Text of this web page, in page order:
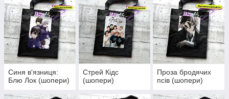
Синя в'язниця:
Блю Лок (шопери)
Стрей Кідс
(шопери)
Проза бродячих
псів (шопери)